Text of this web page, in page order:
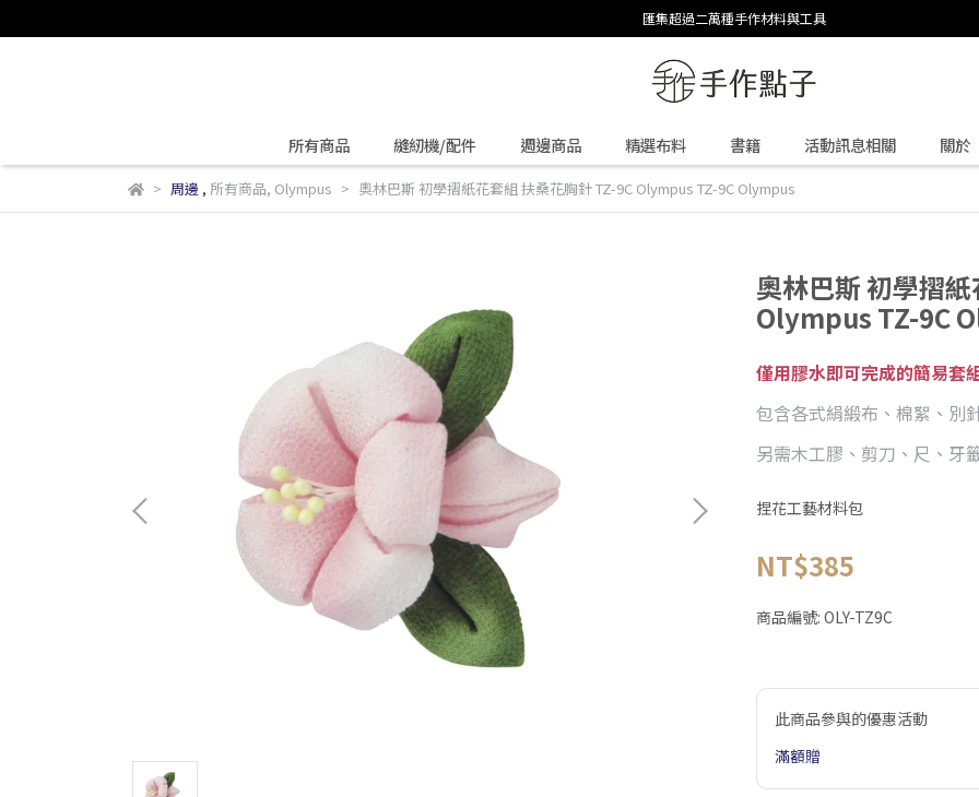
匯集超過二萬種手作材料與工具
所有商品 縫紉機/配件 週邊商品 精選布料 書籍 活動訊息相關 關於
周邊 , 所有商品, Olympus 奧林巴斯 初學摺紙花套組 扶桑花胸針 TZ-9C Olympus TZ-9C Olympus
奧林巴斯 初學摺
Olympus TZ-9C
僅用膠水即可完成的簡易套
包含各式絹緞布、棉絮、別
另需木工膠、剪刀、尺、牙
捏花工藝材料包
NT$385
商品編號: OLY-TZ9C
此商品參與的優惠活動
滿額贈